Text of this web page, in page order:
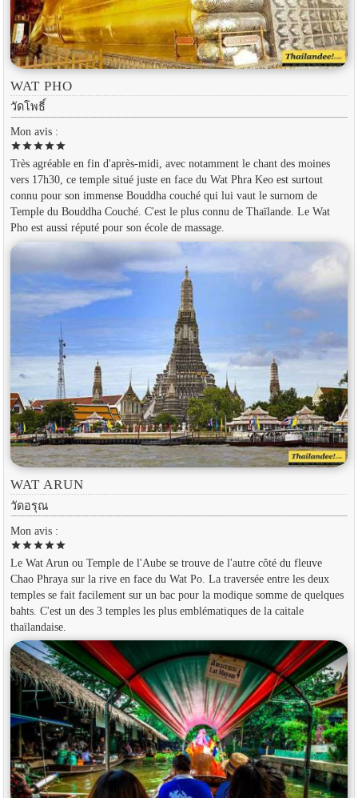
WAT PHO
วัดโพธิ์
Mon avis :
starstarstarstarstar
Très agréable en fin d'après-midi, avec notamment le chant des moines
vers 17h30, ce temple situé juste en face du Wat Phra Keo est surtout
connu pour son immense Bouddha couché qui lui vaut le surnom de
Temple du Bouddha Couché. C'est le plus connu de Thaïlande. Le Wat
Pho est aussi réputé pour son école de massage.
WAT ARUN
วัดอรุณ
Mon avis :
starstarstarstarstar
Le Wat Arun ou Temple de l'Aube se trouve de l'autre côté du fleuve
Chao Phraya sur la rive en face du Wat Po. La traversée entre les deux
temples se fait facilement sur un bac pour la modique somme de quelques
bahts. C'est un des 3 temples les plus emblématiques de la caitale
thaïlandaise.